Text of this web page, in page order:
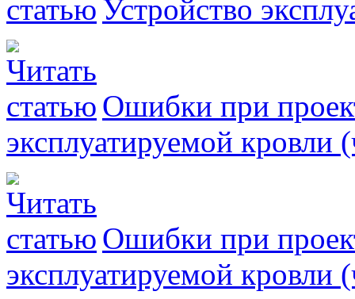
Устройство
Ошибки при
эксплуатируемой кровли
Ошибки при
эксплуатируемой кровли